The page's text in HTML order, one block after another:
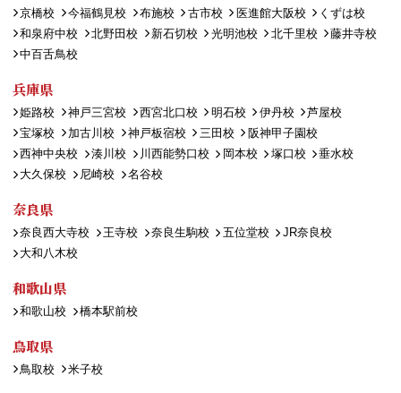
京橋校
今福鶴見校 布施校 古市校 医進館大阪校
くずは校
和泉府中校
北野田校 新石切校 光明池校 北千里校
藤井寺校
中百舌鳥校
兵庫県
姫路校 神戸三宮校 西宮北口校 明石校 伊丹校
芦屋校
宝塚校
加古川校 神戸板宿校 三田校
阪神甲子園校
西神中央校
湊川校 川西能勢口校 岡本校 塚口校
垂水校
大久保校
尼崎校 名谷校
奈良県
奈良西大寺校 王寺校 奈良生駒校 五位堂校
JR奈良校
大和八木校
和歌山県
和歌山校 橋本駅前校
鳥取県
鳥取校 米子校